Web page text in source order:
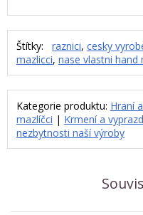
Štítky: raznici, cesky
mazlicci, nase vlastni hand
Kategorie produktu: Hraní
mazlíčci | Krmení a
nezbytnosti naší výroby